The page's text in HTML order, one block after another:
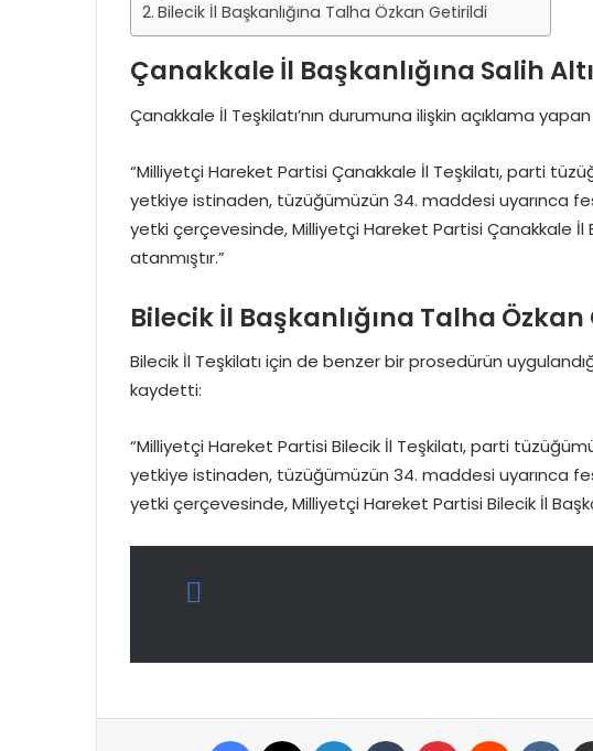
Bilecik İl Başkanlığına Talha Özkan Getirildi
Çanakkale İl Başkanlığına Salih
Çanakkale İl Teşkilatı’nın durumuna ilişkin açıklama
“Milliyetçi Hareket Partisi Çanakkale İl Teşkilatı, parti
yetkiye istinaden, tüzüğümüzün 34. maddesi uyarınca
yetki çerçevesinde, Milliyetçi Hareket Partisi Çanakkale İl
atanmıştır.”
Bilecik İl Başkanlığına Talha
Bilecik İl Teşkilatı için de benzer bir prosedürün
kaydetti:
“Milliyetçi Hareket Partisi Bilecik İl Teşkilatı, parti
yetkiye istinaden, tüzüğümüzün 34. maddesi uyarınca
yetki çerçevesinde, Milliyetçi Hareket Partisi Bilecik İl
Facebook LinkedIn Tumblr Pinterest Reddit